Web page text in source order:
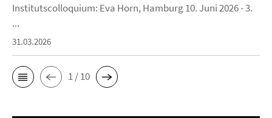
Institutscolloquium: Eva Horn, Hamburg 10. Juni 2026 - 3.
...
31.03.2026
1 / 10